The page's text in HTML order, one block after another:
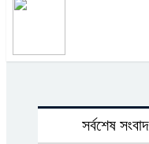
সর্বশেষ সংবাদ